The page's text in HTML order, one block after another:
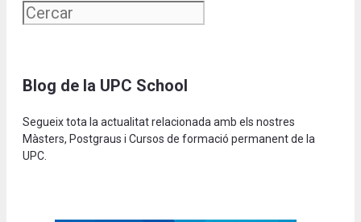
Blog de la UPC School
Segueix tota la actualitat relacionada amb els nostres
Màsters, Postgraus i Cursos de formació permanent de la
UPC.